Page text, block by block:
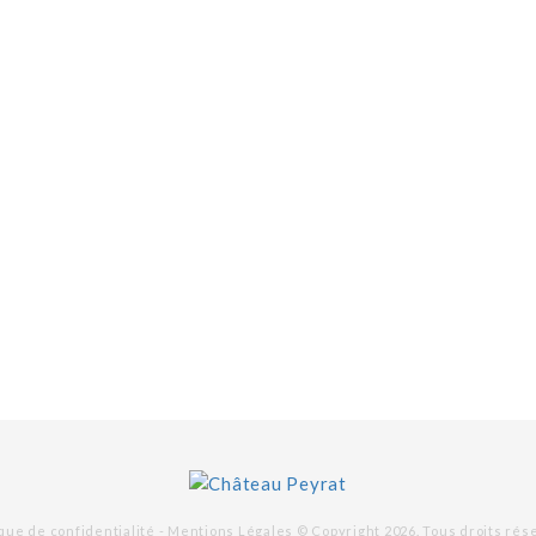
de confidentialité - Mentions Légales © Copyright 2026. Tous droits